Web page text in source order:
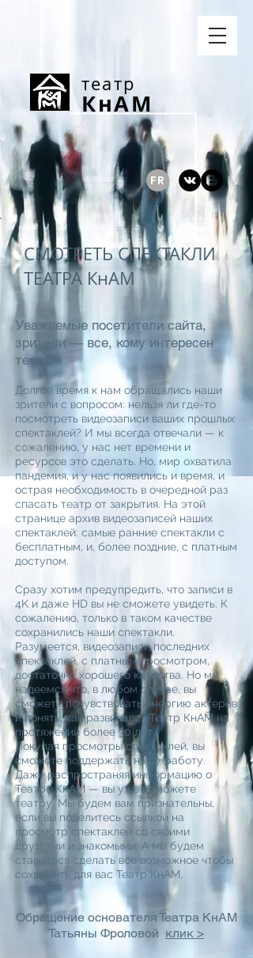
театр
КнАМ
FR
СМОТРЕТЬ СПЕКТАКЛИ
ТЕАТРА КнАМ
Уважаемые посетители сайта,
зрители — все, кому интересен
театр!
Долгое время к нам обращались наши
зрители с вопросом: нельзя ли где-то
посмотреть видеозаписи ваших прошлых
спектаклей? И мы всегда отвечали — к
сожалению, у нас нет времени и
ресурсов это сделать. Но, мир охватила
пандемия, и у нас появились и время, и
острая необходимость в очередной раз
спасать театр от закрытия. На этой
странице архив видеозаписей наших
спектаклей: самые ранние спектакли с
бесплатным, и, более поздние, с платным
доступом.
Сразу хотим предупредить, что записи в
4K и даже HD вы не сможете увидеть. К
сожалению, только в таком качестве
сохранились наши спектакли.
Разумеется, видеозаписи последних
спектаклей, с платным просмотром,
достаточно хорошего качества. Но мы
надеемся что, в любом случае, вы
сможете почувствовать энергию актеров
и понять, как развивался Театр КнАМ на
протяжении более 30 лет.
Покупая просмотры спектаклей, вы
сможете поддержать нашу работу.
Даже распространяя информацию о
Театре КнАМ — вы уже поможете
театру. Мы будем вам признательны,
если вы поделитесь ссылкой на
просмотр спектаклей со своими
друзьями и знакомыми. А мы будем
стараться сделать все возможное чтобы
сохранить для вас Театр КнАМ.
Обращение основателя Театра КнАМ
Татьяны Фроловой клик >